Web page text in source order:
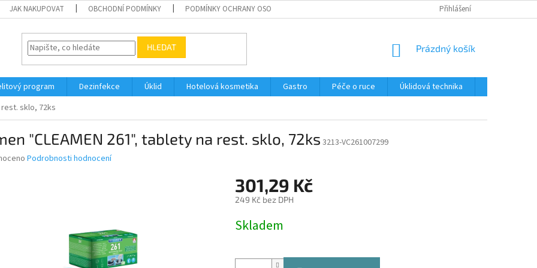
JAK NAKUPOVAT OBCHODNÍ PODMÍNKY PODMÍNKY OCHRANY OSOBNÍCH ÚDAJŮ Přihlášení
HLEDAT
NÁKUPNÍ
Prázdný košík
program Dezinfekce Úklid Hotelová kosmetika Gastro Péče o ruce Úklidová technika
rest. sklo, 72ks
"CLEAMEN 261", tablety na rest. sklo, 72ks 3213-VC261007299
Podrobnosti hodnocení
301,29 Kč
249 Kč bez DPH
cena:
Skladem